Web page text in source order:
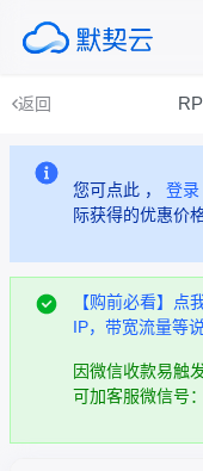
返回
您可点此 ， 登录
际获得的优惠价
【购前必看】点
IP，带宽流量等
因微信收款易触
可加客服微信号：